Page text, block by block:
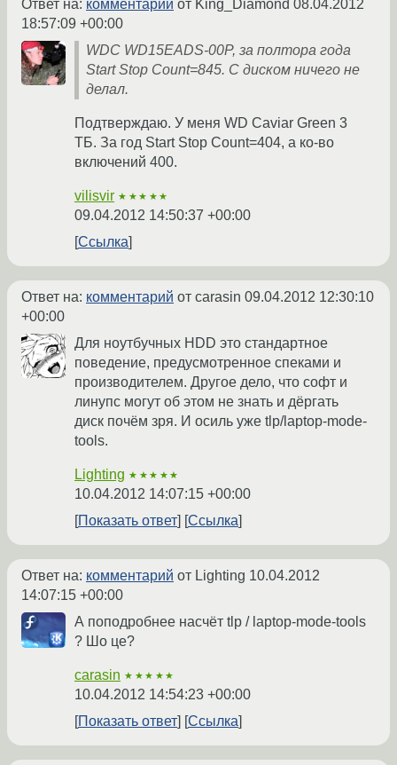
Ответ на: комментарий от King_Diamond 08.04.2012
18:57:09 +00:00
WDC WD15EADS-00P, за полтора года
Start Stop Count=845. С диском ничего не
делал.
Подтверждаю. У меня WD Caviar Green 3
ТБ. За год Start Stop Count=404, а ко-во
включений 400.
vilisvir ★★★★★
09.04.2012 14:50:37 +00:00
Ссылка
Ответ на: комментарий от carasin 09.04.2012 12:30:10
+00:00
Для ноутбучных HDD это стандартное
поведение, предусмотренное спеками и
производителем. Другое дело, что софт и
линупс могут об этом не знать и дёргать
диск почём зря. И осиль уже tlp/laptop-mode-
tools.
Lighting ★★★★★
10.04.2012 14:07:15 +00:00
Показать ответ
Ссылка
Ответ на: комментарий от Lighting 10.04.2012
14:07:15 +00:00
А поподробнее насчёт tlp / laptop-mode-tools
? Шо це?
carasin ★★★★★
10.04.2012 14:54:23 +00:00
Показать ответ
Ссылка